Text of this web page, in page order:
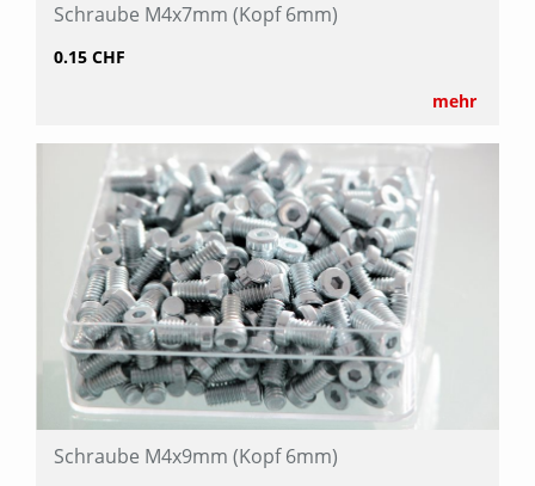
Schraube M4x7mm (Kopf 6mm)
0.15 CHF
mehr
Schraube M4x9mm (Kopf 6mm)